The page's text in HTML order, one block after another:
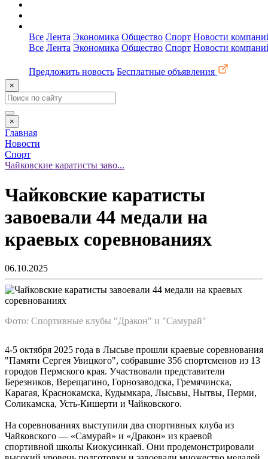
Все Лента Экономика Общество Спорт Новости
Все Лента Экономика Общество Спорт Новости
Предложить новость Бесплатные объявления
×
×
Главная
Новости
Спорт
Чайковские каратисты заво...
Чайковские каратисты
завоевали 44 медали на
краевых соревнованиях
06.10.2025
Фото: Спортивные клубы "Дракон" и "Самурай"
4-5 октября 2025 года в Лысьве прошли краевые соревнования
"Памяти Сергея Увицкого", собравшие 356 спортсменов из 13
городов Пермского края. Участвовали представители
Березников, Верещагино, Горнозаводска, Гремячинска,
Карагая, Краснокамска, Кудымкара, Лысьвы, Нытвы, Перми,
Соликамска, Усть-Кишерти и Чайковского.
На соревнованиях выступили два спортивных клуба из
Чайковского — «Самурай» и «Дракон» из краевой
спортивной школы Киокусинкай. Они продемонстрировали